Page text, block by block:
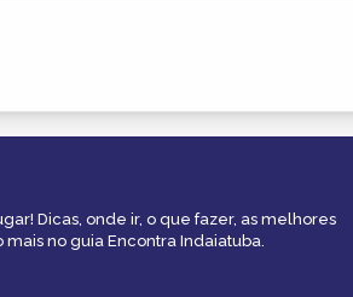
Dicas, onde ir, o que fazer, as melhores
no guia Encontra Indaiatuba.